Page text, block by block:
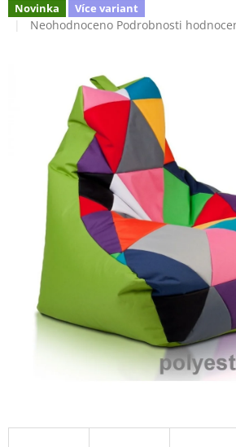
Novinka Více variant
Průměrné
hvězdiček.
Neohodnoceno Podrobnosti